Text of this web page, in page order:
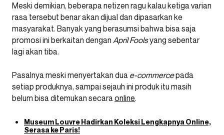
Meski demikian, beberapa netizen ragu kalau ketiga varian
rasa tersebut benar akan dijual dan dipasarkan ke
masyarakat. Banyak yang berasumsi bahwa bisa saja
promosi ini berkaitan dengan April Foolsyang sebentar
lagi akan tiba.
Pasalnya meski menyertakan dua e-commercepada
setiap produknya, sampai sejauh ini produk itu masih
belum bisa ditemukan secaraonline.
Museum Louvre Hadirkan Koleksi Lengkapnya Online,
Serasa ke Paris!